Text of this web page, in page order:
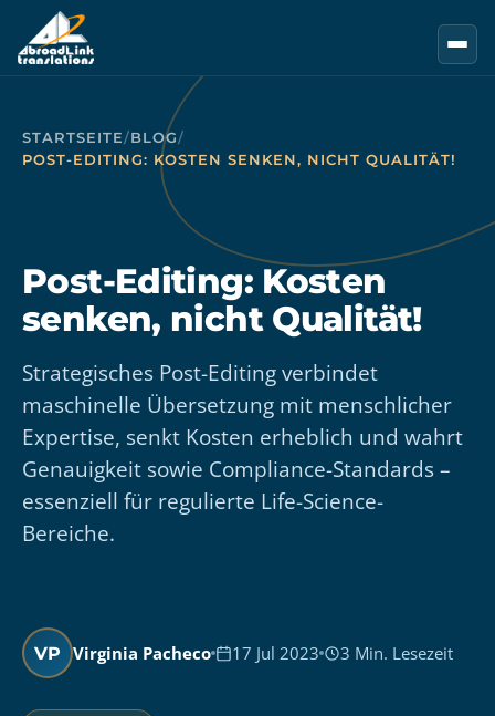
Zum Hauptinhalt springen
STARTSEITE/BLOG/
POST-EDITING: KOSTEN SENKEN, NICHT QUALITÄT!
Post-Editing: Kosten
senken, nicht Qualität!
Strategisches Post-Editing verbindet
maschinelle Übersetzung mit menschlicher
Expertise, senkt Kosten erheblich und wahrt
Genauigkeit sowie Compliance-Standards –
essenziell für regulierte Life-Science-
Bereiche.
VP Virginia Pacheco 17 Jul 2023 3 Min. Lesezeit